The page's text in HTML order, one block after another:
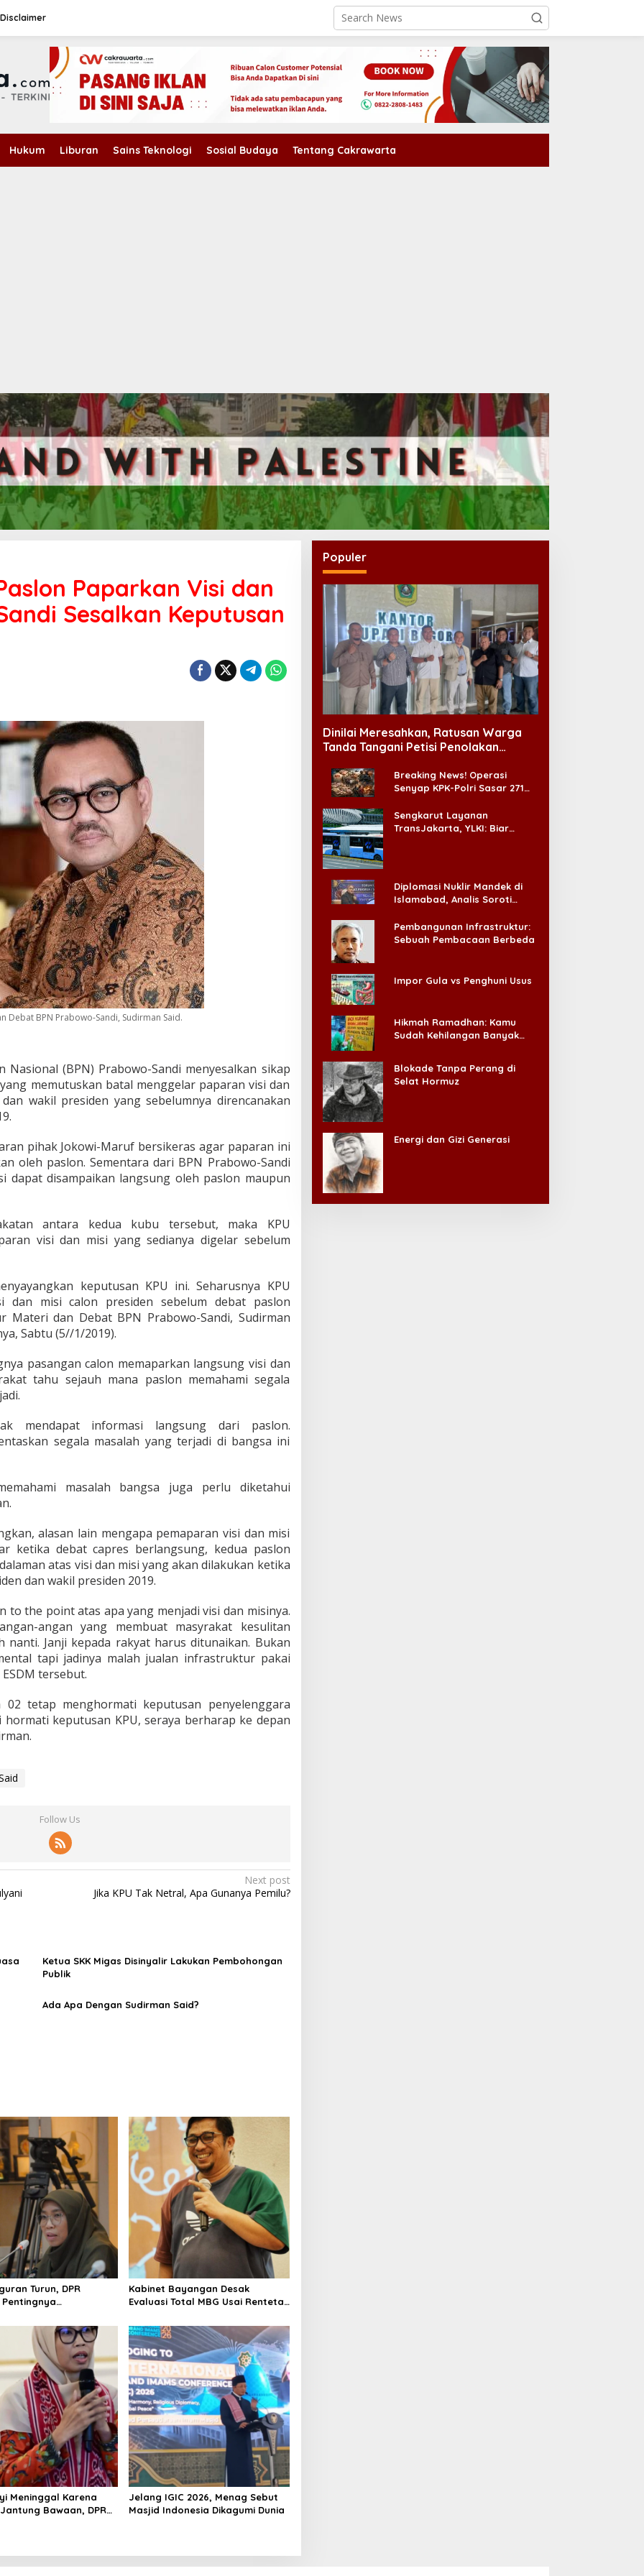
Disclaimer
Hukum Liburan Sains Teknologi Sosial Budaya Tentang Cakrawarta
Paparkan Visi dan
Sesalkan Keputusan
Debat BPN Prabowo-Sandi, Sudirman Said.
Nasional (BPN) Prabowo-Sandi menyesalkan sikap
memutuskan batal menggelar paparan visi dan
wakil presiden yang sebelumnya direncanakan
pihak Jokowi-Maruf bersikeras agar paparan ini
oleh paslon. Sementara dari BPN Prabowo-Sandi
dapat disampaikan langsung oleh paslon maupun
antara kedua kubu tersebut, maka KPU
visi dan misi yang sedianya digelar sebelum
keputusan KPU ini. Seharusnya KPU
dan misi calon presiden sebelum debat paslon
Materi dan Debat BPN Prabowo-Sandi, Sudirman
Sabtu (5//1/2019).
pasangan calon memaparkan langsung visi dan
tahu sejauh mana paslon memahami segala
mendapat informasi langsung dari paslon.
segala masalah yang terjadi di bangsa ini
masalah bangsa juga perlu diketahui
alasan lain mengapa pemaparan visi dan misi
ketika debat capres berlangsung, kedua paslon
atas visi dan misi yang akan dilakukan ketika
dan wakil presiden 2019.
to the point atas apa yang menjadi visi dan misinya.
angan yang membuat masyrakat kesulitan
nanti. Janji kepada rakyat harus ditunaikan. Bukan
tapi jadinya malah jualan infrastruktur pakai
tersebut.
02 tetap menghormati keputusan penyelenggara
hormati keputusan KPU, seraya berharap ke depan
Follow Us
Next post
Jika KPU Tak Netral, Apa Gunanya Pemilu?
Ketua SKK Migas Disinyalir Lakukan Pembohongan
Publik
Ada Apa Dengan Sudirman Said?
Turun, DPR
Kabinet Bayangan Desak
Evaluasi Total MBG Usai Rentetan
Meninggal Karena
Bawaan, DPR
Jelang IGIC 2026, Menag Sebut
Masjid Indonesia Dikagumi Dunia
Populer
Dinilai Meresahkan, Ratusan Warga
Tanda Tangani Petisi Penolakan
Breaking News! Operasi
Senyap KPK-Polri Sasar 271
Ada ‘Badai Pemeriksaan’
Sengkarut Layanan
TransJakarta, YLKI: Biar
Diplomasi Nuklir Mandek di
Islamabad, Analis Soroti
Pembangunan Infrastruktur:
Sebuah Pembacaan Berbeda
Impor Gula vs Penghuni Usus
Hikmah Ramadhan: Kamu
Sudah Kehilangan Banyak
Blokade Tanpa Perang di
Selat Hormuz
Energi dan Gizi Generasi